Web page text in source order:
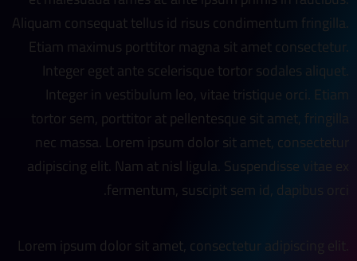
Aliquam consequat tellus id risus condimentum fringilla.
Etiam maximus porttitor magna sit amet consectetur.
Integer eget ante scelerisque tortor sodales aliquet.
Integer in vestibulum leo, vitae tristique orci. Etiam
tortor sem, porttitor at pellentesque sit amet, fringilla
nec massa. Lorem ipsum dolor sit amet, consectetur
adipiscing elit. Nam at nisl ligula. Suspendisse vitae ex
fermentum, suscipit sem id, dapibus orci.
Lorem ipsum dolor sit amet, consectetur adipiscing elit.